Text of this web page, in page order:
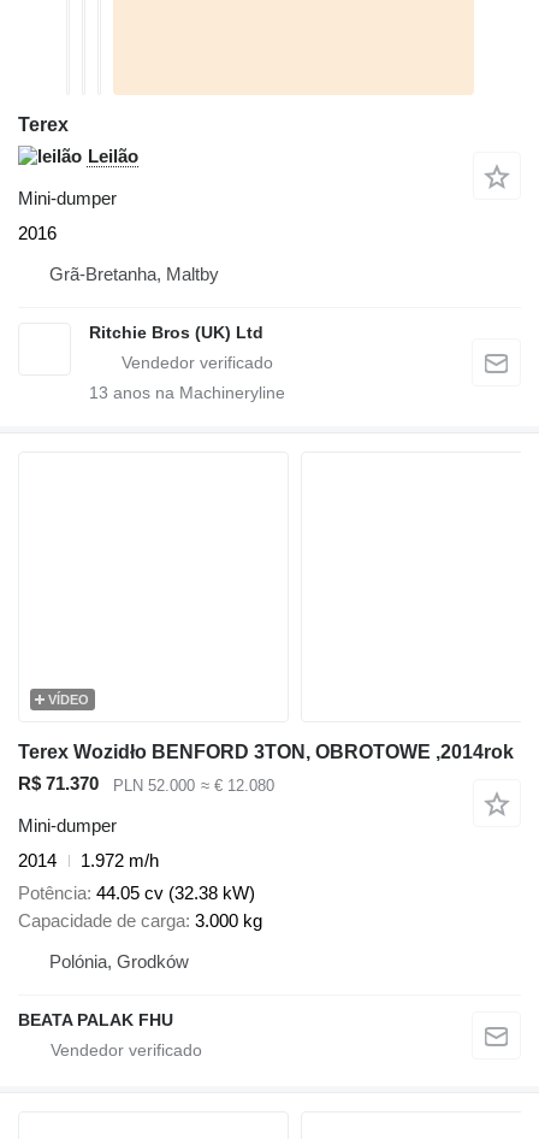
Terex
Leilão
Mini-dumper
2016
Grã-Bretanha, Maltby
Ritchie Bros (UK) Ltd
13 anos na Machineryline
VÍDEO
Terex Wozidło BENFORD 3TON, OBROTOWE ,2014rok
R$ 71.370
PLN 52.000 ≈ € 12.080
Mini-dumper
2014
1.972 m/h
Potência 44.05 cv (32.38 kW)
Capacidade de carga 3.000 kg
Polónia, Grodków
BEATA PALAK FHU